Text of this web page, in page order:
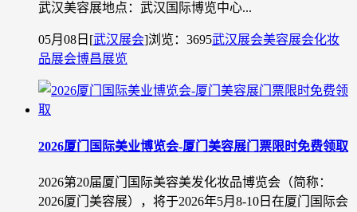
武汉美容展地点：武汉国际博览中心...
05月08日 [武汉展会]浏览：3695武汉展会美容展会化妆
品展会博昌展览
2026厦门国际美业博览会-厦门美容展门票限时免费领取
2026第20届厦门国际美容美发化妆品博览会（简称：
2026厦门美容展），将于2026年5月8-10日在厦门国际会